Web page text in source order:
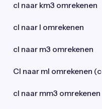
cl naar km3 omrekenen
cl naar l omrekenen
cl naar m3 omrekenen
Cl naar ml omrekenen
cl naar mm3 omrekenen